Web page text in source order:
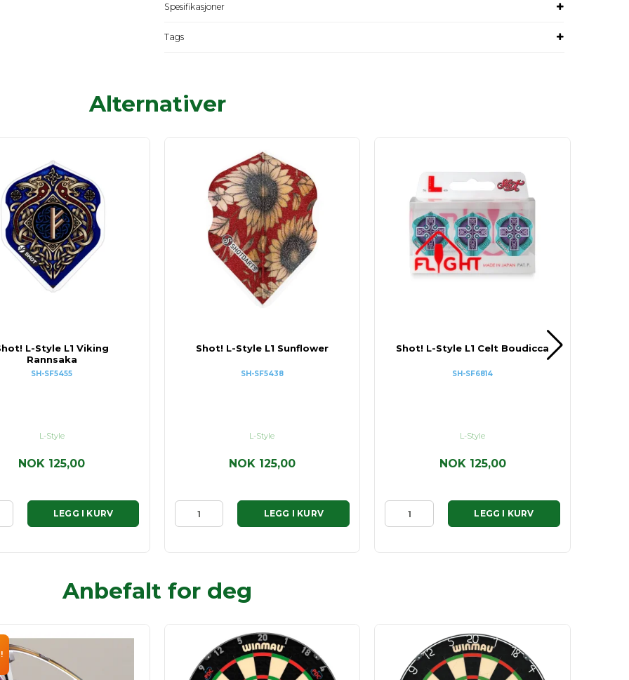
Spesifikasjoner
Tags
Alternativer
L-Style L1 Viking
Rannsaka
SH-SF5455
L-Style
NOK 125,00
LEGG I KURV
Shot! L-Style L1 Sunflower
SH-SF5438
L-Style
NOK 125,00
LEGG I KURV
Shot! L-Style L1 Celt Boudicca
SH-SF6814
L-Style
NOK 125,00
LEGG I KURV
Anbefalt for deg